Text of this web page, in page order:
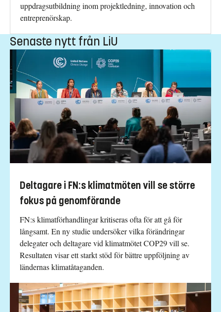
uppdragsutbildning inom projektledning, innovation och
entreprenörskap.
Senaste nytt från LiU
Deltagare i FN:s klimatmöten vill se större
fokus på genomförande
FN:s klimatförhandlingar kritiseras ofta för att gå för
långsamt. En ny studie undersöker vilka förändringar
delegater och deltagare vid klimatmötet COP29 vill se.
Resultaten visar ett starkt stöd för bättre uppföljning av
ländernas klimatåtaganden.